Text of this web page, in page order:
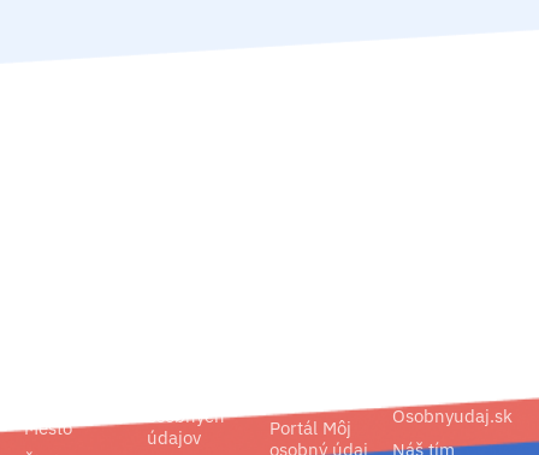
Mesto
osobných
údajov
Portál Môj
osobný údaj
Osobnyudaj.sk
Náš tím